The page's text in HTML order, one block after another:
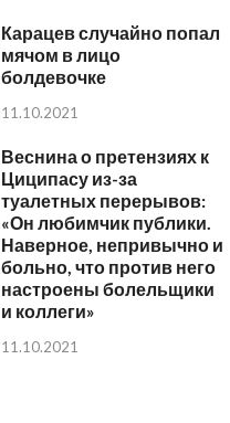
Карацев случайно попал
мячом в лицо
болдевочке
11.10.2021
Веснина о претензиях к
Циципасу из-за
туалетных перерывов:
«Он любимчик публики.
Наверное, непривычно и
больно, что против него
настроены болельщики
и коллеги»
11.10.2021